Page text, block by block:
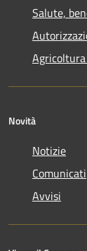
Salute,
Agricoltura
Novità
Notizie
Comunicati
Avvisi